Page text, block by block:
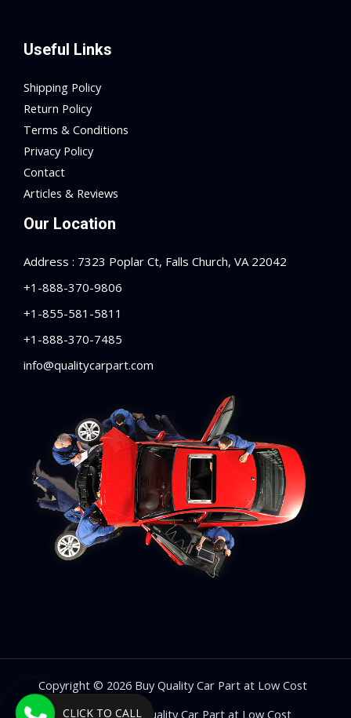
Useful Links
Shipping Policy
Return Policy
Terms & Conditions
Privacy Policy
Contact
Articles & Reviews
Our Location
Address : 7323 Poplar Ct, Falls Church, VA 22042
+1-888-370-9806
+1-855-581-5811
+1-888-370-7485
info@qualitycarpart.com
Copyright © 2026 Buy Quality Car Part at Low Cost
Powered by Buy Quality Car Part at Low Cost
CLICK TO CALL